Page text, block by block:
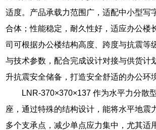
适度。产品承载力范围广，适配中小型写
合体；性能稳定，耐久性好，适应办公楼
司可根据办公楼结构高度、跨度与抗震等
与技术参数，配合完成设计对接与供货计
升抗震安全储备，打造安全舒适的办公环
LNR-370×370×137 作为水平力分散
座，通过特殊的结构设计，能将水平地震
多个支承点，减少单点应力集中，尤其适